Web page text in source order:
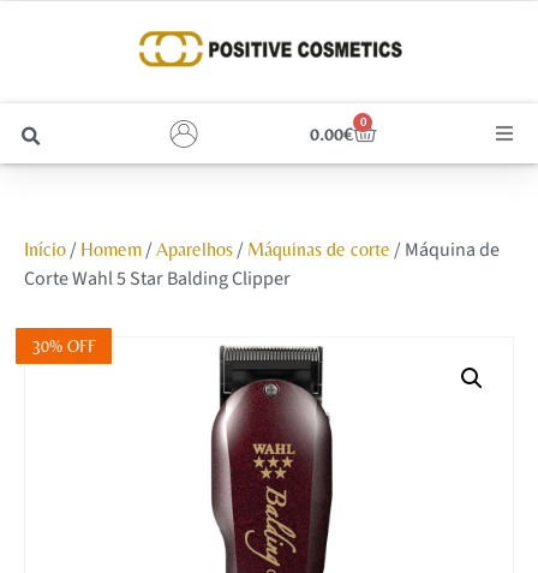
0.00€
0
Unhas
Início/ Homem/ Aparelhos/ Máquinas de corte / Máquina de
Corte Wahl 5 Star Balding Clipper
30% OFF